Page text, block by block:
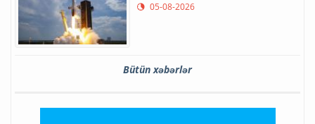
05-08-2026
Bütün xəbərlər